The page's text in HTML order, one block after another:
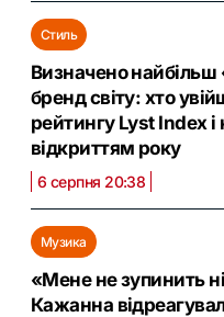
Стиль
Визначено найбільш
бренд світу: хто
рейтингу Lyst Index і
відкриттям року
6 серпня 20:38
Музика
«Мене не зупинить
Кажанна